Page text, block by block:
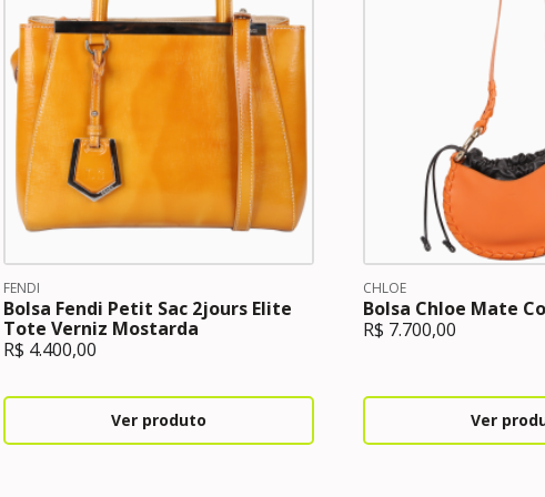
FENDI
Bolsa Fendi Petit Sac 2jours Elite
Tote Verniz Mostarda
R$ 4.400,00
Ver produto
CHLOE
Bolsa Chloe Mate
R$ 7.700,00
Ver